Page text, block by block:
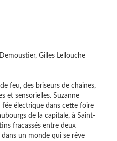
Gilles Lellouche
feu, des briseurs de chaines,
et sensorielles. Suzanne
fée électrique dans cette foire
de la capitale, à Saint-
fracassés entre deux
un monde qui se rêve